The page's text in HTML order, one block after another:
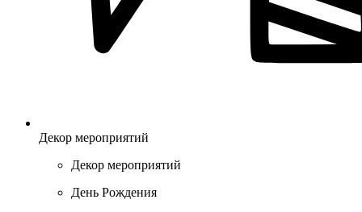
Декор мероприятий
Декор мероприятий
День Рождения